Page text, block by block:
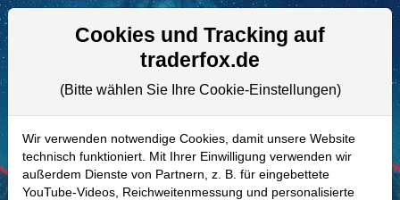
Aktien- und Artikelsuche
861568 | TTC–Toro Aktie
Realtime-Aktienkurs:
-
Cookies und Tracking auf
traderfox.de
(Bitte wählen Sie Ihre Cookie-Einstellungen)
Wir verwenden notwendige Cookies, damit unsere Website
technisch funktioniert. Mit Ihrer Einwilligung verwenden wir
außerdem Dienste von Partnern, z. B. für eingebettete
YouTube-Videos, Reichweitenmessung und personalisierte